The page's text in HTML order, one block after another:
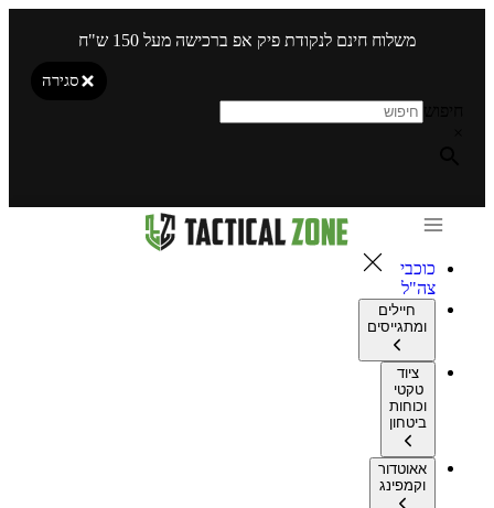
משלוח חינם לנקודת פיק אפ ברכישה מעל 150 ש"ח
סגירה
כוכבי
צה"ל
חיילים
ומתגייסים
ציוד
טקטי
וכוחות
ביטחון
אאוטדור
וקמפינג